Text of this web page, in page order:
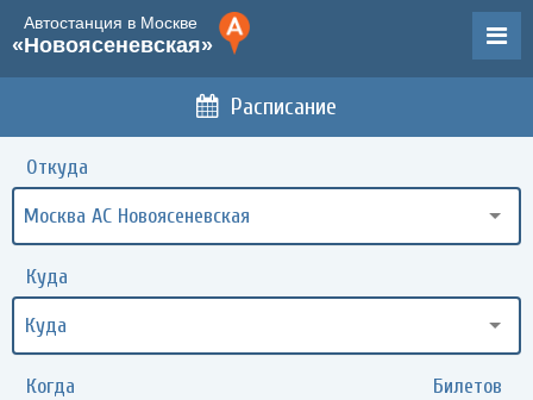
Автостанция в Москве
«Новоясеневская»
Расписание
Откуда
Москва АС Новоясеневская
Куда
Когда
Билетов